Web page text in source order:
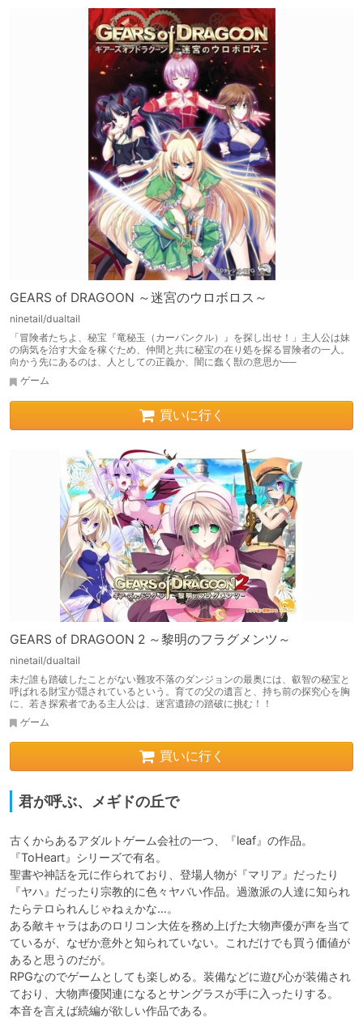
GEARS of DRAGOON ～迷宮のウロボロス～
ninetail/dualtail
「冒険者たちよ、秘宝『竜秘玉（カーバンクル）』を探し出せ！」主人公は妹
の病気を治す大金を稼ぐため、仲間と共に秘宝の在り処を探る冒険者の一人。
向かう先にあるのは、人としての正義か、闇に蠢く獣の意思か──
ゲーム
買いに行く
GEARS of DRAGOON 2 ～黎明のフラグメンツ～
ninetail/dualtail
未だ誰も踏破したことがない難攻不落のダンジョンの最奥には、叡智の秘宝と
呼ばれる財宝が隠されているという。育ての父の遺言と、持ち前の探究心を胸
に、若き探索者である主人公は、迷宮遺跡の踏破に挑む！！
ゲーム
買いに行く
君が呼ぶ、メギドの丘で
古くからあるアダルトゲーム会社の一つ、『leaf』の作品。
『ToHeart』シリーズで有名。
聖書や神話を元に作られており、登場人物が『マリア』だったり
『ヤハ』だったり宗教的に色々ヤバい作品。過激派の人達に知られ
たらテロられんじゃねぇかな…。
ある敵キャラはあのロリコン大佐を務め上げた大物声優が声を当て
ているが、なぜか意外と知られていない。これだけでも買う価値が
あると思うのだが。
RPGなのでゲームとしても楽しめる。装備などに遊び心が装備され
ており、大物声優関連になるとサングラスが手に入ったりする。
本音を言えば続編が欲しい作品である。